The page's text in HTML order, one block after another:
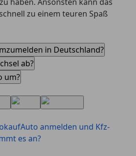
zu einem teuren Spaß
in Deutschland?
ab?
um?
Auto anmelden und Kfz-
es an?